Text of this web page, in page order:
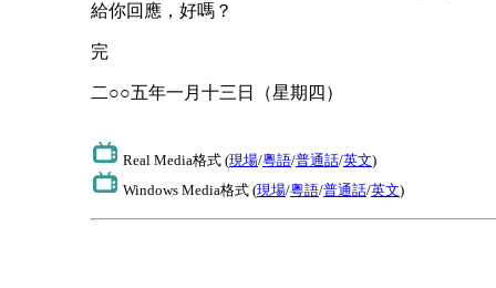
給你回應，好嗎？
完
二○○五年一月十三日（星期四）
Real Media格式 (現場/粵語/普通話/英文)
Windows Media格式 (現場/粵語/普通話/英文)